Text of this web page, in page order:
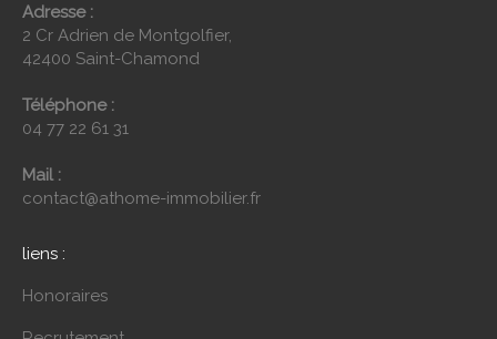
Adresse :
2 Cr Adrien de Montgolfier,
42400 Saint-Chamond
Téléphone :
04 77 22 61 31
Mail :
contact@athome-immobilier.fr
liens :
Honoraires